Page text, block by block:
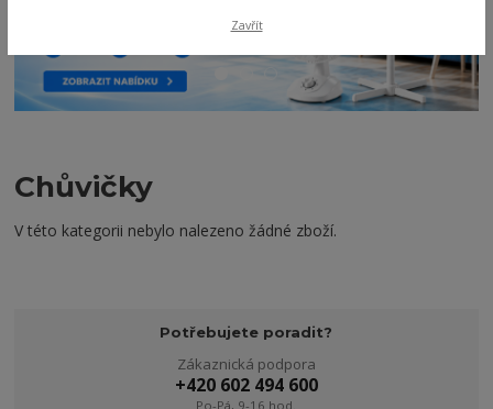
Chůvičky
V této kategorii nebylo nalezeno žádné zboží.
Potřebujete poradit?
Zákaznická podpora
+420 602 494 600
Po-Pá, 9-16 hod.
Zavřít